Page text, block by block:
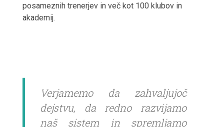
posameznih trenerjev in več kot 100 klubov in
akademij.
Verjamemo da zahvaljujoč
dejstvu, da redno razvijamo
naš sistem in spremljamo